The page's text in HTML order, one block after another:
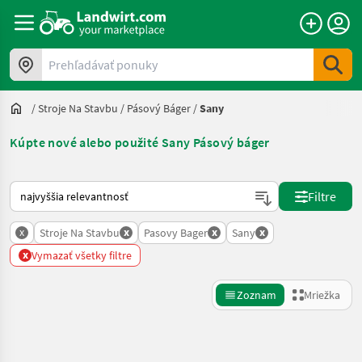
Prehľadávať ponuky
/Stroje Na Stavbu / Pásový Báger /Sany
Kúpte nové alebo použité Sany Pásový báger
Takto sa vykonáva triedenie na Landwirt.com
Filtre
x Stroje Na Stavbu x Pasovy Bager x Sany x
x Vymazať všetky filtre
Zoznam Mriežka